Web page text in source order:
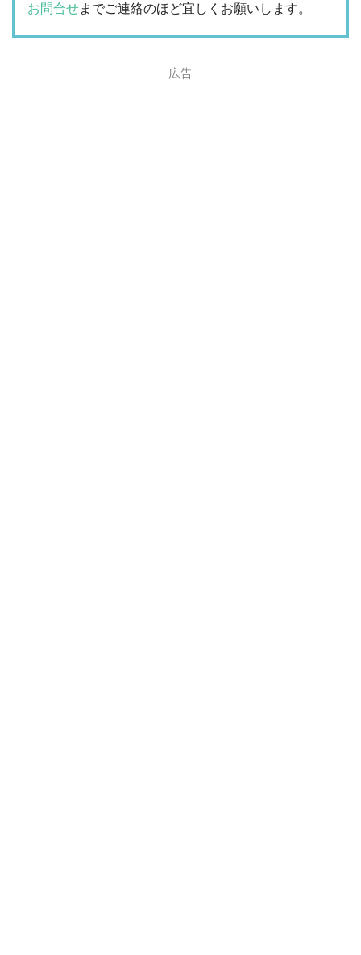
お問合せまでご連絡のほど宜しくお願いします。
広告